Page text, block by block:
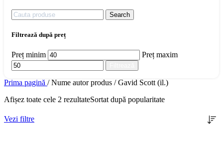
Search
Filtrează după preț
Preț minim Preț maxim
Prima pagină / Nume autor produs / Gavid Scott (il.)
Afișez toate cele 2 rezultateSortat după popularitate
Vezi filtre